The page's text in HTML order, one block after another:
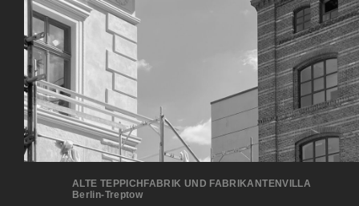
ALTE TEPPICHFABRIK UND FABRIKANTENVILLA
Berlin-Treptow